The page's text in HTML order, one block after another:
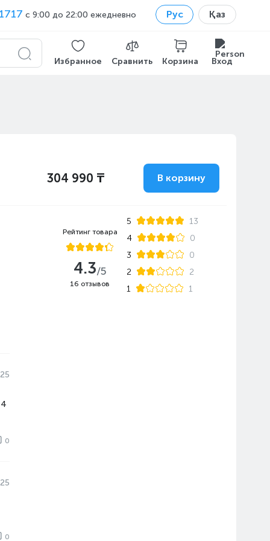
1717 с 9:00 до 22:00 ежедневно Рус Қаз
Избранное Сравнить Корзина Вход
304 990 ₸ В корзину
0
0
Рейтинг товара
4.3/5
16 отзывов
5
13
4
0
3
0
2
2
1
1